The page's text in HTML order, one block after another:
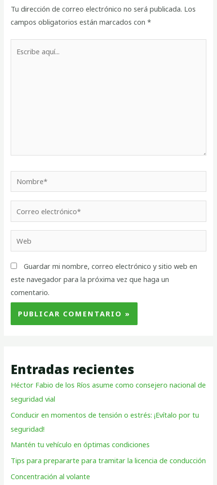
Tu dirección de correo electrónico no será publicada. Los
campos obligatorios están marcados con*
Guardar mi nombre, correo electrónico y sitio web en
este navegador para la próxima vez que haga un
comentario.
Entradas recientes
Héctor Fabio de los Ríos asume como consejero nacional de
seguridad vial
Conducir en momentos de tensión o estrés: ¡Evítalo por tu
seguridad!
Mantén tu vehículo en óptimas condiciones
Tips para prepararte para tramitar la licencia de conducción
Concentración al volante